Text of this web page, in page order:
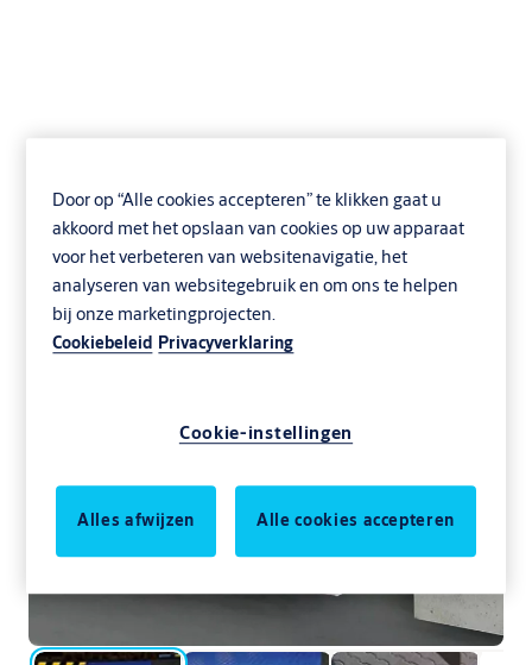
ASSA ABLOY
DL6220TR Teledock
vervanging
Distributie en logistiek ASSA ABLOY
Door op “Alle cookies accepteren” te klikken gaat u
akkoord met het opslaan van cookies op uw apparaat
voor het verbeteren van websitenavigatie, het
analyseren van websitegebruik en om ons te helpen
bij onze marketingprojecten.
Cookiebeleid Privacyverklaring
Cookie-instellingen
Alles afwijzen Alle cookies accepteren